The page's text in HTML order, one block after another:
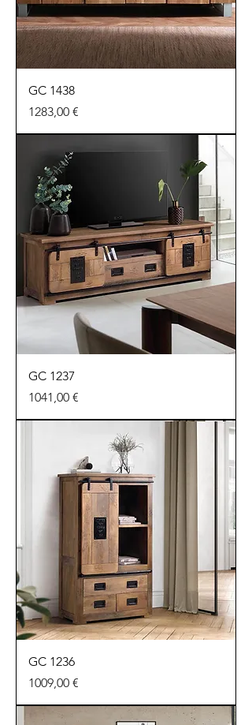
GC 1438
Precio
1283,00 €
GC 1237
Precio
1041,00 €
GC 1236
Precio
1009,00 €